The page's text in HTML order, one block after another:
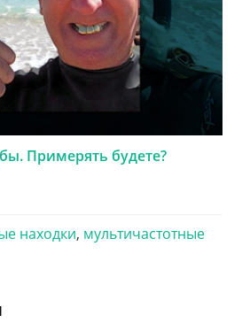
Примерять будете?
находки, мультичастотные